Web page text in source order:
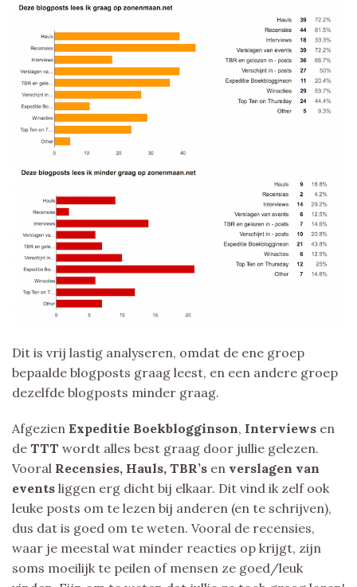
Dit is vrij lastig analyseren, omdat de ene groep
bepaalde blogposts graag leest, en een andere groep
dezelfde blogposts minder graag.
Afgezien Expeditie Boekblogginson, Interviews en
de TTT wordt alles best graag door jullie gelezen.
Vooral Recensies, Hauls, TBR’s en verslagen van
events liggen erg dicht bij elkaar. Dit vind ik zelf ook
leuke posts om te lezen bij anderen (en te schrijven),
dus dat is goed om te weten. Vooral de recensies,
waar je meestal wat minder reacties op krijgt, zijn
soms moeilijk te peilen of mensen ze goed/leuk